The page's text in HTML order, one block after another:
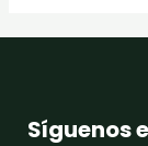
Síguenos